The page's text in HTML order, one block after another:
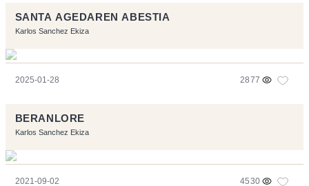
SANTA AGEDAREN ABESTIA
Karlos Sanchez Ekiza
2025-01-28 2877
BERANLORE
Karlos Sanchez Ekiza
2021-09-02 4530